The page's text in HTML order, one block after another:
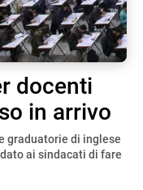
docenti
in arrivo
graduatorie di inglese
ai sindacati di fare